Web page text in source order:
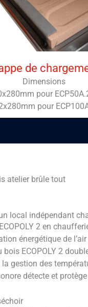
de
Dimensions
pour
pour
atelier brûle tout
local indépendant
2 en
énergétique de
bois ECOPOLY 2
gestion des
détecte et